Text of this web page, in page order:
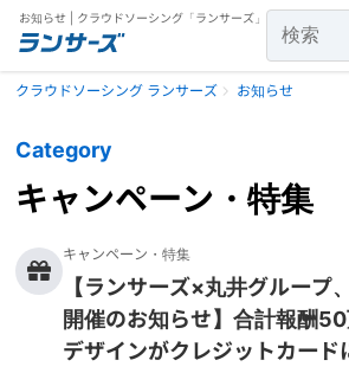
お知らせ | クラウドソーシング「ランサーズ」
クラウドソーシング ランサーズ お知らせ
Category
キャンペーン・特集
キャンペーン・特集
【ランサーズ×丸井グループ
開催のお知らせ】合計報酬
デザインがクレジットカード